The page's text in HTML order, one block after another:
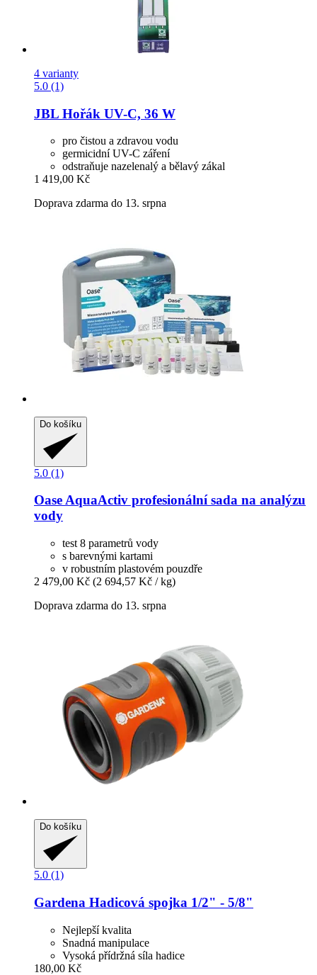
4 varianty
5.0 (1)
JBL Hořák UV-​C, 36 W
pro čistou a zdravou vodu
germicidní UV-C záření
odstraňuje nazelenalý a bělavý zákal
1 419,00 Kč
Doprava zdarma do 13. srpna
Do košíku
5.0 (1)
OaseAquaActiv profesionální sada na analýzu
vody
test 8 parametrů vody
s barevnými kartami
v robustním plastovém pouzdře
2 479,00 Kč (2 694,57 Kč / kg)
Doprava zdarma do 13. srpna
Do košíku
5.0 (1)
Gardena Hadicová spojka 1/2" -​ 5/8"
Nejlepší kvalita
Snadná manipulace
Vysoká přídržná síla hadice
180,00 Kč